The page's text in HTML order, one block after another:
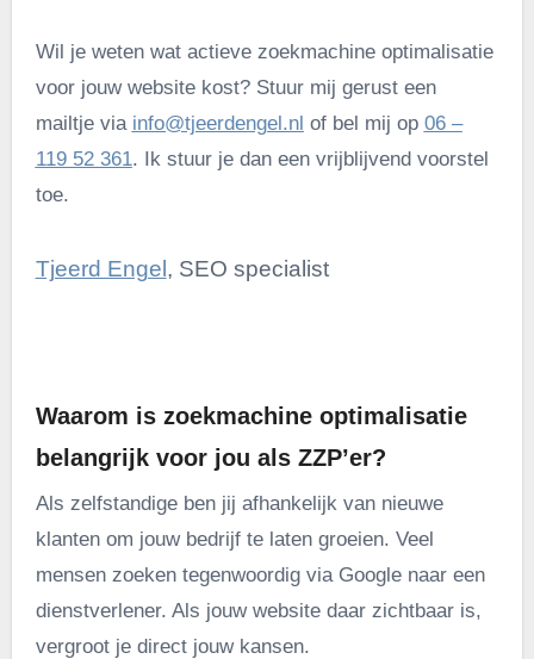
Wil je weten wat actieve zoekmachine optimalisatie
voor jouw website kost? Stuur mij gerust een
mailtje via info@tjeerdengel.nl of bel mij op 06 –
119 52 361. Ik stuur je dan een vrijblijvend voorstel
toe.
Tjeerd Engel, SEO specialist
Waarom is zoekmachine optimalisatie
belangrijk voor jou als ZZP’er?
Als zelfstandige ben jij afhankelijk van nieuwe
klanten om jouw bedrijf te laten groeien. Veel
mensen zoeken tegenwoordig via Google naar een
dienstverlener. Als jouw website daar zichtbaar is,
vergroot je direct jouw kansen.